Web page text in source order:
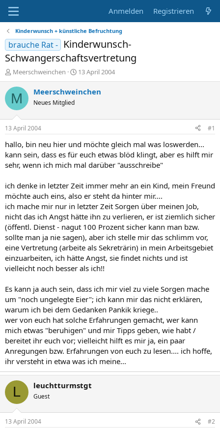
Anmelden Registrieren
Kinderwunsch + künstliche Befruchtung
brauche Rat -
Kinderwunsch-
Schwangerschaftsvertretung
E
r
s
t
e
r
Meerschweinchen
E
r
s
t
a
13 April 2004
M Meerschweinchen
Neues Mitglied
13 April 2004 #1
hallo, bin neu hier und möchte gleich mal was loswerden...
kann sein, dass es für euch etwas blöd klingt, aber es hilft mir
sehr, wenn ich mich mal darüber "ausschreibe"
ich denke in letzter Zeit immer mehr an ein Kind, mein Freund
möchte auch eins, also er steht da hinter mir....
ich mache mir nur in letzter Zeit Sorgen über meinen Job,
nicht das ich Angst hätte ihn zu verlieren, er ist ziemlich sicher
(öffentl. Dienst - nagut 100 Prozent sicher kann man bzw.
sollte man ja nie sagen), aber ich stelle mir das schlimm vor,
eine Vertretung (arbeite als Sekreträrin) in mein Arbeitsgebiet
einzuarbeiten, ich hätte Angst, sie findet nichts und ist
vielleicht noch besser als ich!!
Es kann ja auch sein, dass ich mir viel zu viele Sorgen mache
um "noch ungelegte Eier"; ich kann mir das nicht erklären,
warum ich bei dem Gedanken Pankik kriege..
wer von euch hat solche Erfahrungen gemacht, wer kann
mich etwas "beruhigen" und mir Tipps geben, wie habt /
bereitet ihr euch vor; vielleicht hilft es mir ja, ein paar
Anregungen bzw. Erfahrungen von euch zu lesen.... ich hoffe,
ihr versteht in etwa was ich meine...
L leuchtturmstgt
Guest
13 April 2004 #2